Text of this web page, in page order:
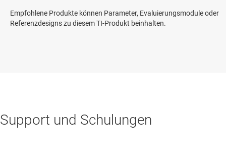
Empfohlene Produkte können Parameter, Evaluierungsmodule oder
Referenzdesigns zu diesem TI-Produkt beinhalten.
Support und Schulungen